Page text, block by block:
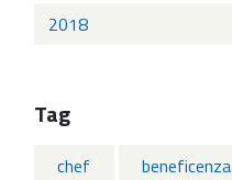
2018
Tag
chef beneficenza